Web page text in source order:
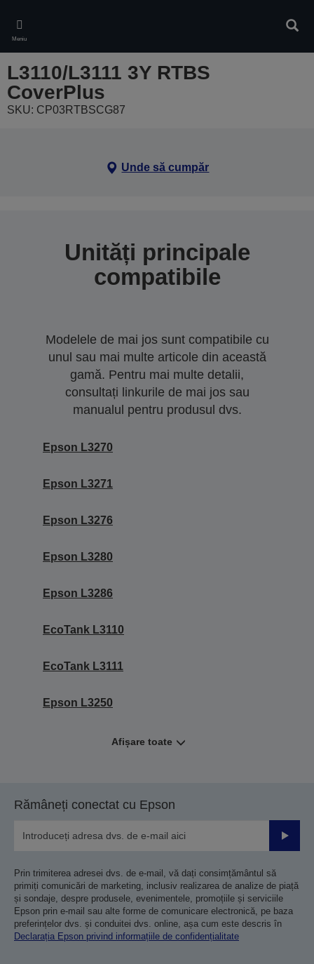
main
content
Meniu
L3110/L3111 3Y RTBS
CoverPlus
SKU: CP03RTBSCG87
Unde să cumpăr
Unități principale
compatibile
Modelele de mai jos sunt compatibile cu
unul sau mai multe articole din această
gamă. Pentru mai multe detalii,
consultați linkurile de mai jos sau
manualul pentru produsul dvs.
Epson L3270
Epson L3271
Epson L3276
Epson L3280
Epson L3286
EcoTank L3110
EcoTank L3111
Epson L3250
Afișare toate
Rămâneți conectat cu Epson
Prin trimiterea adresei dvs. de e-mail, vă dați consimțământul să
primiți comunicări de marketing, inclusiv realizarea de analize de piață
și sondaje, despre produsele, evenimentele, promoțiile și serviciile
Epson prin e-mail sau alte forme de comunicare electronică, pe baza
preferințelor dvs. și conduitei dvs. online, așa cum este descris în
Declarația Epson privind informațiile de confidențialitate